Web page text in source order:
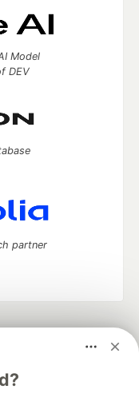
Model
DEV
partner
career
Advertise on DEV